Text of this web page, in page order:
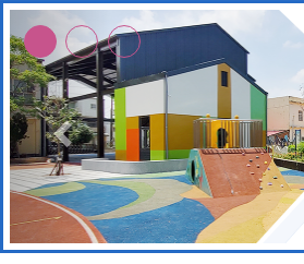
轉知經濟部水